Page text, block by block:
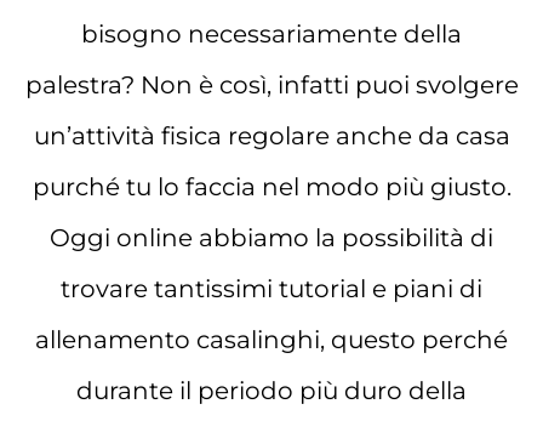
bisogno necessariamente della
palestra? Non è così, infatti puoi svolgere
un’attività fisica regolare anche da casa
purché tu lo faccia nel modo più giusto.
Oggi online abbiamo la possibilità di
trovare tantissimi tutorial e piani di
allenamento casalinghi, questo perché
durante il periodo più duro della